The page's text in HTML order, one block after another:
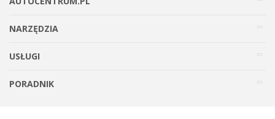
NARZĘDZIA
USŁUGI
PORADNIK